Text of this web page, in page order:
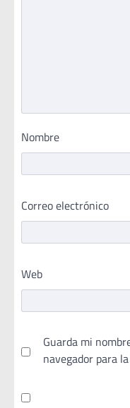
Nombre
Correo electrónico
Web
Guarda mi
navegador para